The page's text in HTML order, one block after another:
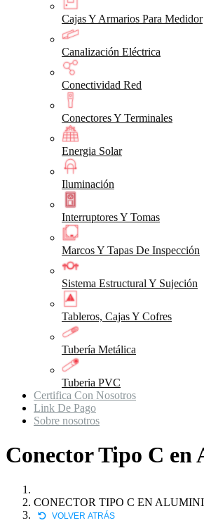
Cajas Y Armarios Para Medidor
Canalización Eléctrica
Conectividad Red
Conectores Y Terminales
Energia Solar
Iluminación
Interruptores Y Tomas
Marcos Y Tapas De Inspección
Sistema Estructural Y Sujeción
Tableros, Cajas Y Cofres
Tubería Metálica
Tuberia PVC
Certifica Con Nosotros
Link De Pago
Sobre nosotros
Conector Tipo C en
CONECTOR TIPO C EN
VOLVER ATRÁS